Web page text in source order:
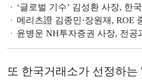
‘글로벌 기수’ 김성환 사장, 한국투자증권
메리츠證 김종민·장원재, ROE 중점 IB & 리
윤병운 NH투자증권 사장, 전공과목 IB+WM
또 한국거래소가 선정하는